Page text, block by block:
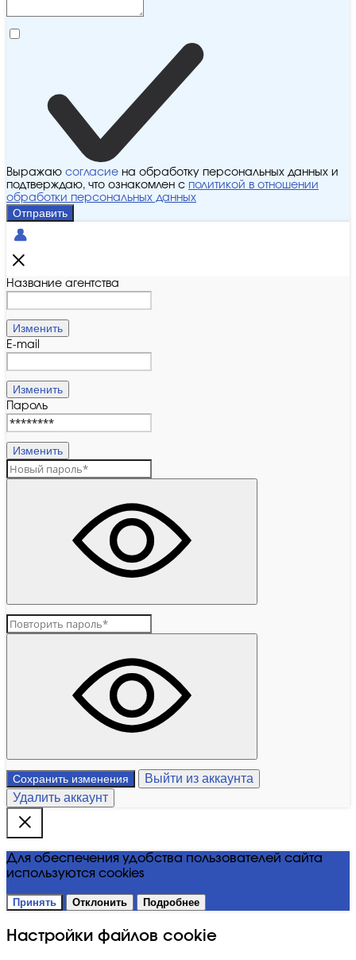
Выражаю согласие на обработку персональных данных и
подтверждаю, что ознакомлен с политикой в отношении
обработки персональных данных
Отправить
Название агентства
Изменить
E-mail
Изменить
Пароль
Изменить
Сохранить изменения
Выйти из аккаунта
Удалить аккаунт
Для обеспечения удобства пользователей сайта
используются cookies
Принять Отклонить Подробнее
Настройки файлов cookie